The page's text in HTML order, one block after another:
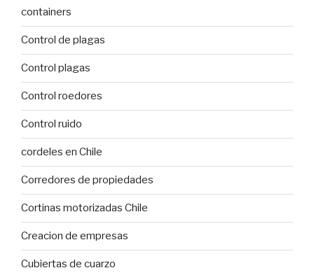
containers
Control de plagas
Control plagas
Control roedores
Control ruido
cordeles en Chile
Corredores de propiedades
Cortinas motorizadas Chile
Creacion de empresas
Cubiertas de cuarzo